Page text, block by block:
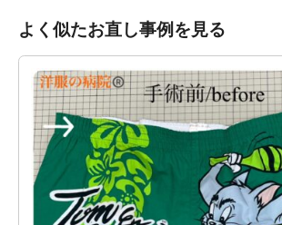
よく似たお直し事例を見る